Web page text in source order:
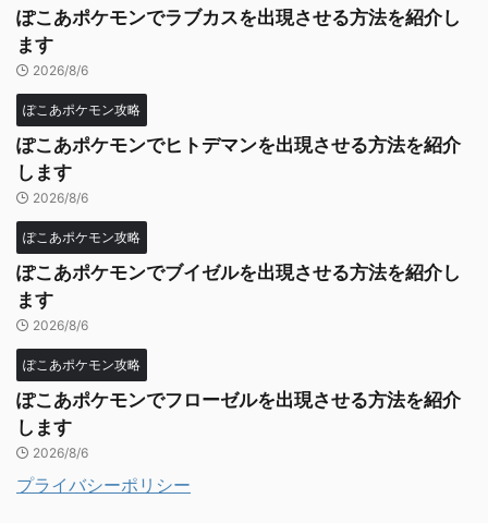
ぽこあポケモンでラブカスを出現させる方法を紹介し
ます
2026/8/6
ぽこあポケモン攻略
ぽこあポケモンでヒトデマンを出現させる方法を紹介
します
2026/8/6
ぽこあポケモン攻略
ぽこあポケモンでブイゼルを出現させる方法を紹介し
ます
2026/8/6
ぽこあポケモン攻略
ぽこあポケモンでフローゼルを出現させる方法を紹介
します
2026/8/6
プライバシーポリシー